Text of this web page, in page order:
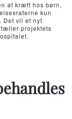
af kræft hos børn,
kun
Det vil et nyt
projektets